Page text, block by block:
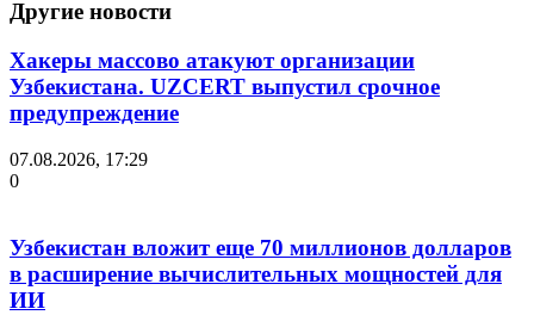
Другие новости
Хакеры массово атакуют организации
Узбекистана. UZCERT выпустил срочное
предупреждение
07.08.2026, 17:29
0
Узбекистан вложит еще 70 миллионов долларов
в расширение вычислительных мощностей для
ИИ